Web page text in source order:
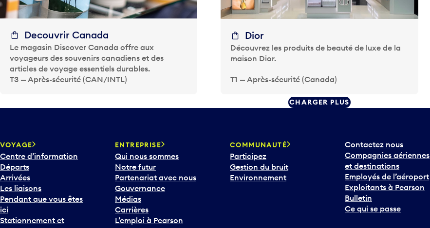
Decouvrir Canada
Le magasin Discover Canada offre aux
voyageurs des souvenirs canadiens et des
articles de voyage essentiels durables.
T3 — Après-sécurité (CAN/INTL)
Dior
Découvrez les produits de beauté de luxe de la
maison Dior.
T1 — Après-sécurité (Canada)
CHARGER PLUS
VOYAGE
Centre d’information
Départs
Arrivées
Les liaisons
Pendant que vous êtes
ici
Stationnement et
ENTREPRISE
Qui nous sommes
Notre futur
Partenariat avec nous
Gouvernance
Médias
Carrières
L’emploi à Pearson
COMMUNAUTÉ
Participez
Gestion du bruit
Environnement
Contactez nous
Compagnies aériennes
et destinations
Employés de l’aéroport
Exploitants à Pearson
Bulletin
Ce qui se passe